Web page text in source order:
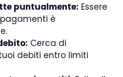
puntualmente: Essere
è
Cerca di
debiti entro limiti